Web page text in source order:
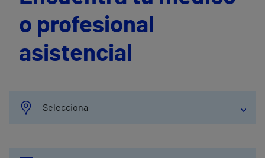
Equipo médico y asistencial
Información útil
o profesional
asistencial
Selecciona